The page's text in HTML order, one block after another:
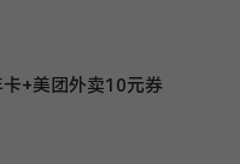
卡+美团外卖10元券